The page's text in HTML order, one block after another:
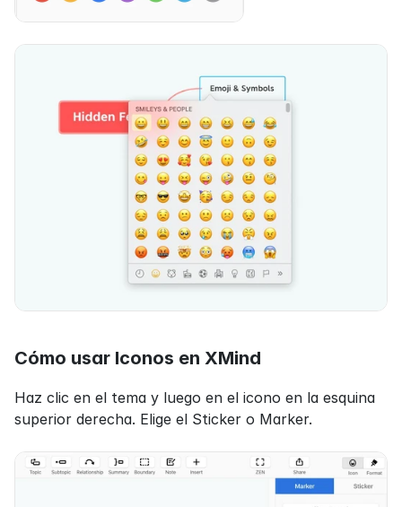
Cómo usar Iconos en XMind
Haz clic en el tema y luego en el icono en la esquina
superior derecha. Elige el Sticker o Marker.